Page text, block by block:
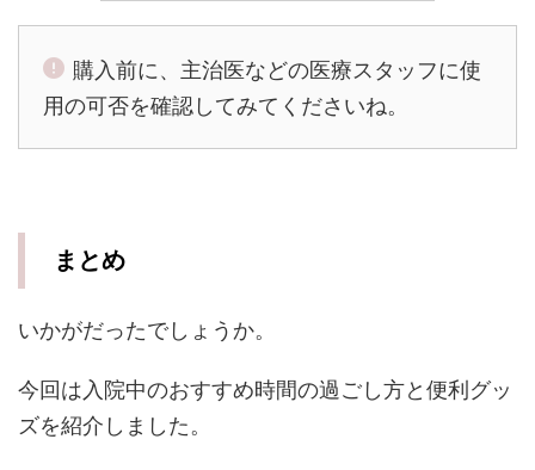
購入前に、主治医などの医療スタッフに使
用の可否を確認してみてくださいね。
まとめ
いかがだったでしょうか。
今回は入院中のおすすめ時間の過ごし方と便利グッ
ズを紹介しました。